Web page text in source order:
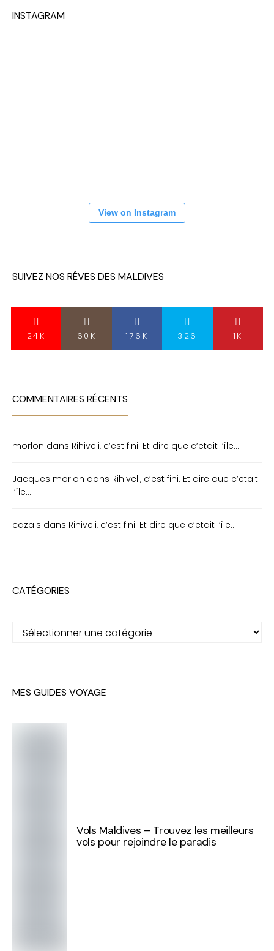
INSTAGRAM
View on Instagram
SUIVEZ NOS RÊVES DES MALDIVES
24K 60K 176K 326 1K
COMMENTAIRES RÉCENTS
morlon dans Rihiveli, c’est fini. Et dire que c’etait l’île…
Jacques morlon dans Rihiveli, c’est fini. Et dire que c’etait
l’île…
cazals dans Rihiveli, c’est fini. Et dire que c’etait l’île…
CATÉGORIES
Catégories
MES GUIDES VOYAGE
Vols Maldives – Trouvez les meilleurs
vols pour rejoindre le paradis